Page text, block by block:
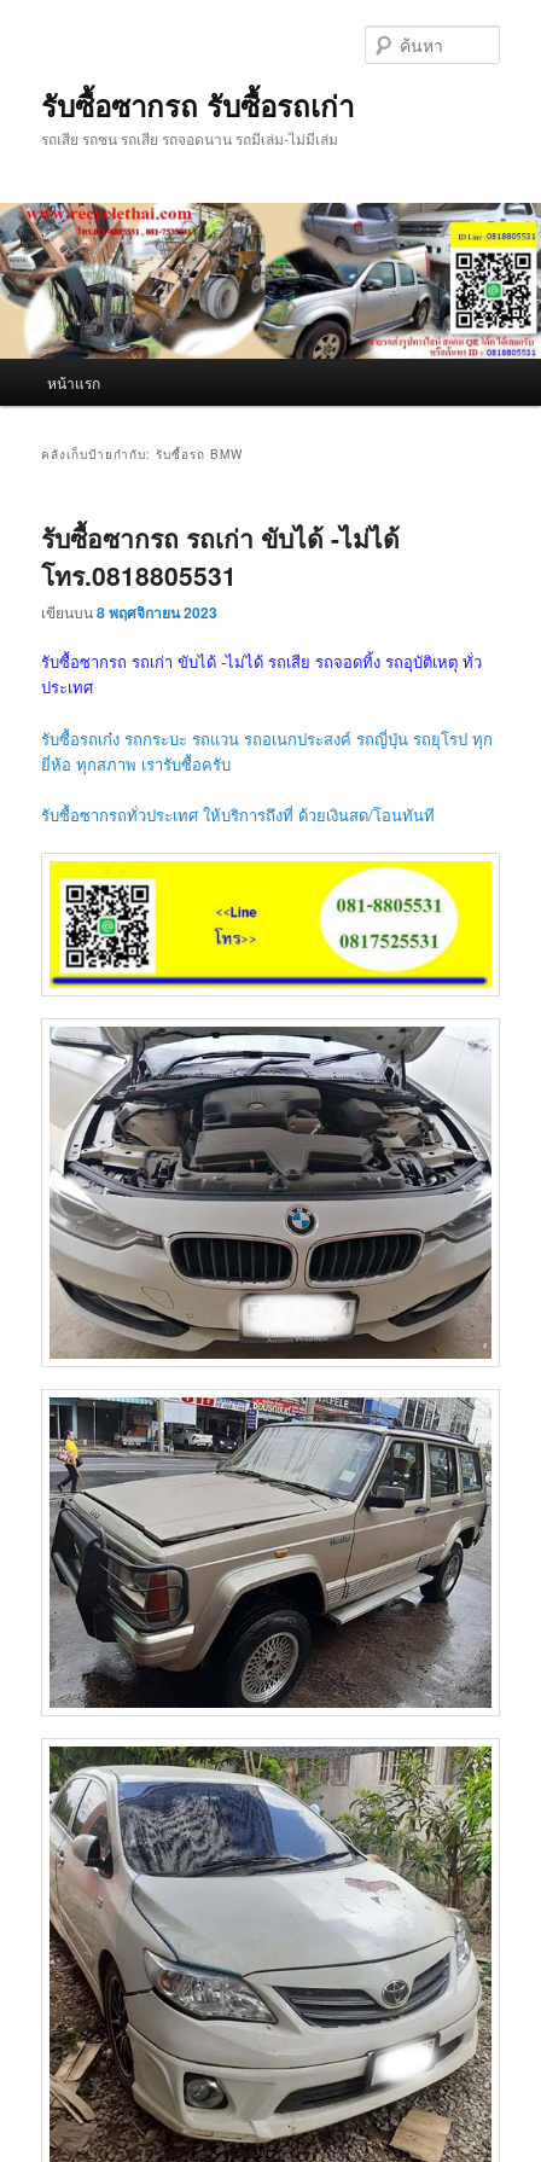
รับซื้อซากรถ รับซื้อรถเก่า
รถเสีย รถชน รถเสีย รถจอดนาน รถมีเล่ม-ไม่มีเล่ม
หน้าแรก
คลังเก็บป้ายกำกับ:รับซื้อรถ BMW
รับซื้อซากรถ รถเก่า ขับได้ -ไม่ได้
โทร.0818805531
เขียนบน8 พฤศจิกายน 2023
รับซื้อซากรถ รถเก่า ขับได้ -ไม่ได้ รถเสีย รถจอดทิ้ง รถอุบัติเหตุ ทั่ว
ประเทศ
รับซื้อรถเก๋ง รถกระบะ รถแวน รถอเนกประสงค์ รถญี่ปุ่น รถยุโรป ทุก
ยี่ห้อ ทุกสภาพ เรารับซื้อครับ
รับซื้อซากรถทั่วประเทศ ให้บริการถึงที่ ด้วยเงินสด/โอนทันที